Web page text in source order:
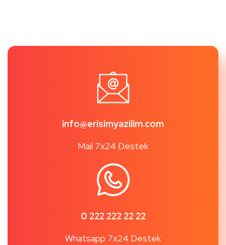
info@erisimyazilim.com
Mail 7x24 Destek
0 222 222 22 22
Whatsapp 7x24 Destek